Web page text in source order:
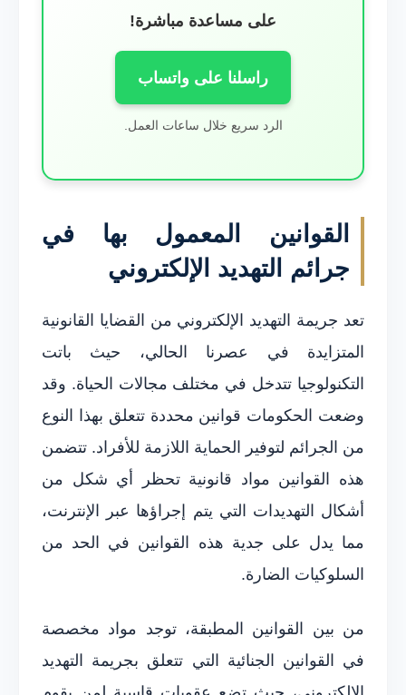
على مساعدة مباشرة!
راسلنا على واتساب
الرد سريع خلال ساعات العمل.
القوانين المعمول بها في
جرائم التهديد الإلكتروني
تعد جريمة التهديد الإلكتروني من القضايا القانونية
المتزايدة في عصرنا الحالي، حيث باتت
التكنولوجيا تتدخل في مختلف مجالات الحياة. وقد
وضعت الحكومات قوانين محددة تتعلق بهذا النوع
من الجرائم لتوفير الحماية اللازمة للأفراد. تتضمن
هذه القوانين مواد قانونية تحظر أي شكل من
أشكال التهديدات التي يتم إجراؤها عبر الإنترنت،
مما يدل على جدية هذه القوانين في الحد من
السلوكيات الضارة.
من بين القوانين المطبقة، توجد مواد مخصصة
في القوانين الجنائية التي تتعلق بجريمة التهديد